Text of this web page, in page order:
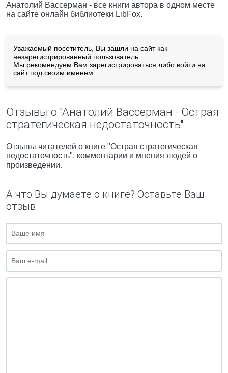
Анатолий Вассерман - все книги автора в одном месте
на сайте онлайн библиотеки LibFox.
Уважаемый посетитель, Вы зашли на сайт как
незарегистрированный пользователь.
Мы рекомендуем Вам зарегистрироваться либо войти на
сайт под своим именем.
Отзывы о "Анатолий Вассерман - Острая
стратегическая недостаточность"
Отзывы читателей о книге "Острая стратегическая
недостаточность", комментарии и мнения людей о
произведении.
А что Вы думаете о книге? Оставьте Ваш
отзыв.